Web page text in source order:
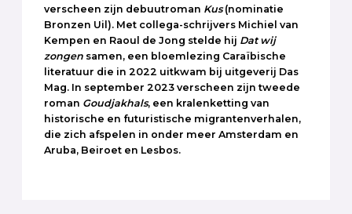
verscheen zijn debuutroman Kus(nominatie
Bronzen Uil). Met collega-schrijvers Michiel van
Kempen en Raoul de Jong stelde hij Dat wij
zongen samen, een bloemlezing Caraïbische
literatuur die in 2022 uitkwam bij uitgeverij Das
Mag. In september 2023 verscheen zijn tweede
roman Goudjakhals, een kralenketting van
historische en futuristische migrantenverhalen,
die zich afspelen in onder meer Amsterdam en
Aruba, Beiroet en Lesbos.